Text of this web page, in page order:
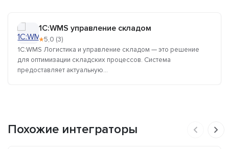
1C:WMS управление складом
★5,0 (3)
1C:WMS Логистика и управление складом — это решение
для оптимизации складских процессов. Система
предоставляет актуальную...
Похожие интеграторы